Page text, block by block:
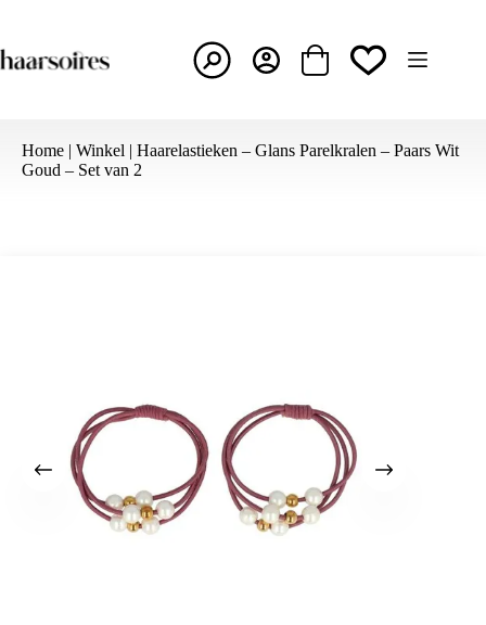
de
inhoud
Winkelwagen
Home | Winkel | Haarelastieken – Glans Parelkralen – Paars Wit
Goud – Set van 2